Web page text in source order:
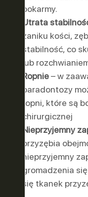
pokarmy.
Utrata
zaniku kości,
stabilność, co
lub
Ropnie– w
paradontozy
ropni, które są
chirurgicznej
Nieprzyjemny
przyzębia
nieprzyjemny
gromadzenia
się tkanek